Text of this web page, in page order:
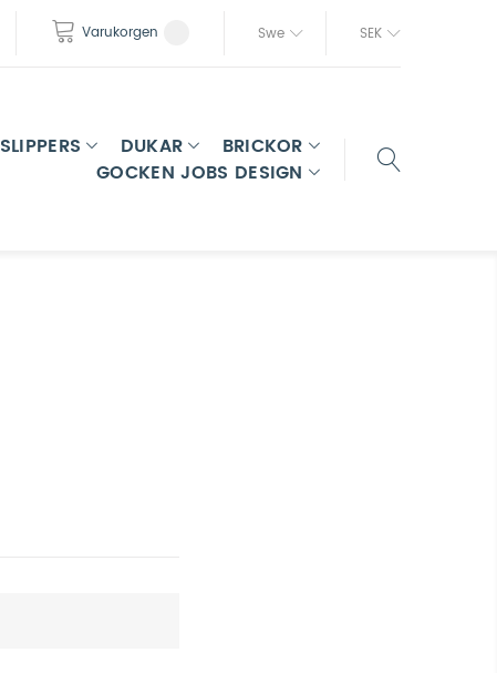
Swe SEK
Varukorgen
SLIPPERS DUKAR
BRICKOR
GOCKEN JOBS DESIGN